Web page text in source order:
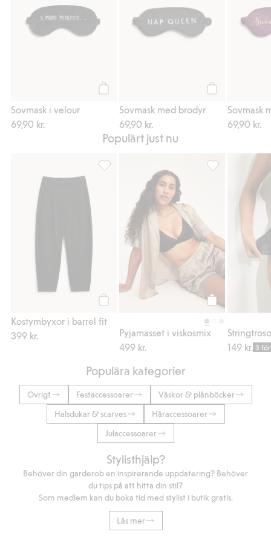
Sovmask i velour
69,90 kr.
Sovmask med brodyr
69,90 kr.
Sovmask
69,90 kr.
Populärt just nu
Kostymbyxor i barrel fit
399 kr.
Kostymbyxor i barrel fit, Lägg till i
Köp
Pyjamasset i viskosmix
499 kr.
Pyjamasset i
149 kr. 3
Populära kategorier
Övrigt Festaccessoarer
Väskor & plånböcker
Halsdukar & scarves
Håraccessoarer
Julaccessoarer
Stylisthjälp?
Behöver din garderob en inspirerande uppdatering? Behöver
du tips på att hitta din stil?
Som medlem kan du boka tid med stylist i butik gratis.
Läs mer